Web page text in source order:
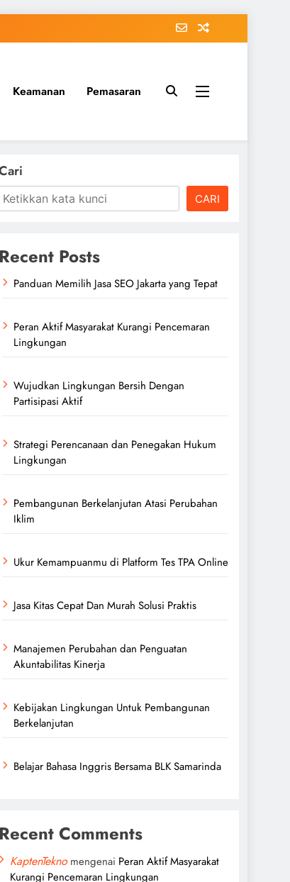
Keamanan Pemasaran
CARI
Recent Posts
Panduan Memilih Jasa SEO Jakarta yang Tepat
Peran Aktif Masyarakat Kurangi Pencemaran
Lingkungan
Wujudkan Lingkungan Bersih Dengan
Partisipasi Aktif
Strategi Perencanaan dan Penegakan Hukum
Lingkungan
Pembangunan Berkelanjutan Atasi Perubahan
Iklim
Ukur Kemampuanmu di Platform Tes TPA Online
Jasa Kitas Cepat Dan Murah Solusi Praktis
Manajemen Perubahan dan Penguatan
Akuntabilitas Kinerja
Kebijakan Lingkungan Untuk Pembangunan
Berkelanjutan
Belajar Bahasa Inggris Bersama BLK Samarinda
Recent Comments
KaptenTeknomengenai Peran Aktif Masyarakat
Kurangi Pencemaran Lingkungan